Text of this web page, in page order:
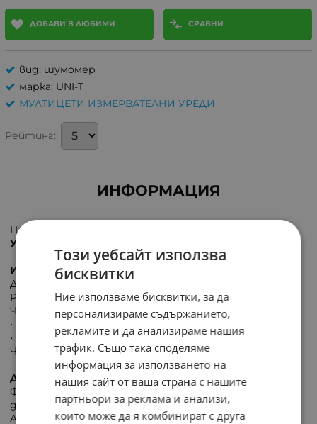
ДОБАВИ В ЛЮБИМИ СРАВНИ
вид: шумомер
марка: UNI-T
МУЛТИЦЕТИ ИЗМЕРВАТЕЛНИ УРЕДИ
Рейтинг:
ИНФОРМАЦИЯ
Цифров шумомер/децибел метър Uni-T UT353
Уредът е подходящ за използване само на закрито!
ИЗМЕРВАНЕ НА НИВОТО НА ЗВУКА:
Диапазон: 30 ~ 130 dB ±1,5 dB
Резолюция: 0,1 dB
Честота на семплиране
• БЪРЗО (високо): 8/s
• БАВНО (ниско): 1/s
Честотна лента: 31,5 Hz ~ 8 kHz
ДОПЪЛНИТЕЛНИ ФУНКЦИИ:
Функция HOLD (задържане на показанията на
дисплея)
Автоматично изключване
Този уебсайт използва
бисквитки
Ние използваме бисквитки, за да
персонализираме съдържанието,
рекламите и да анализираме нашия
трафик. Също така споделяме
информация за използването на
нашия сайт от ваша страна с нашите
партньори за реклама и анализи,
които може да я комбинират с друга